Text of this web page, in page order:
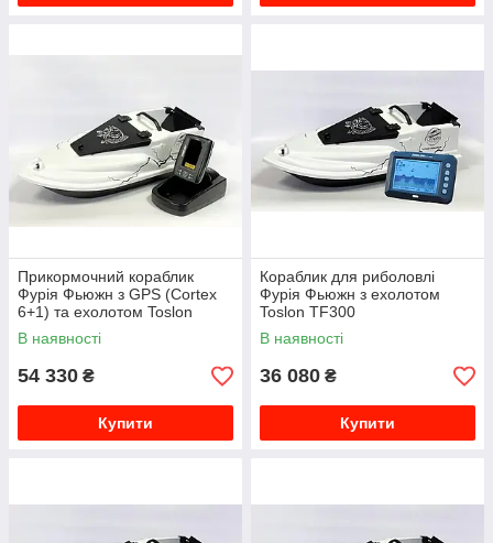
Прикормочний кораблик
Фурія Фьюжн з GPS (Cortex
6+1) та ехолотом Toslon
TF520
В наявності
54 330 ₴
Купити
Кораблик для риболовлі
Фурія Фьюжн з ехолотом
Toslon TF300
В наявності
36 080 ₴
Купити